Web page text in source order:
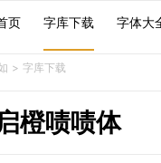
页 字库下载 字体大
> 字库下载
橙啧啧体